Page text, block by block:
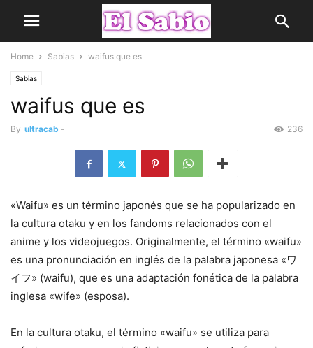
Home Sabias waifus que es
Sabias
waifus que es
By ultracab - 236
«Waifu» es un término japonés que se ha popularizado en
la cultura otaku y en los fandoms relacionados con el
anime y los videojuegos. Originalmente, el término «waifu»
es una pronunciación en inglés de la palabra japonesa «ワ
イフ» (waifu), que es una adaptación fonética de la palabra
inglesa «wife» (esposa).
En la cultura otaku, el término «waifu» se utiliza para